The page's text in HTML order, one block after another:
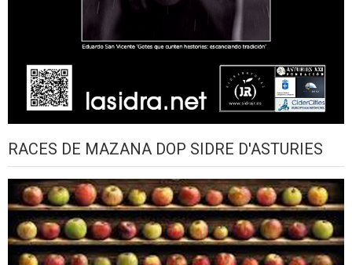
RACES DE MAZANA DOP SIDRE D'ASTURIES